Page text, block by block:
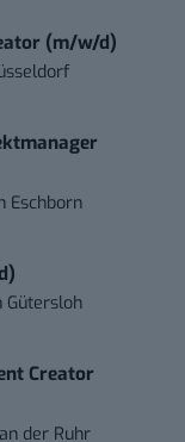
(m/w/d)
Eschborn
Gütersloh
Creator
der Ruhr